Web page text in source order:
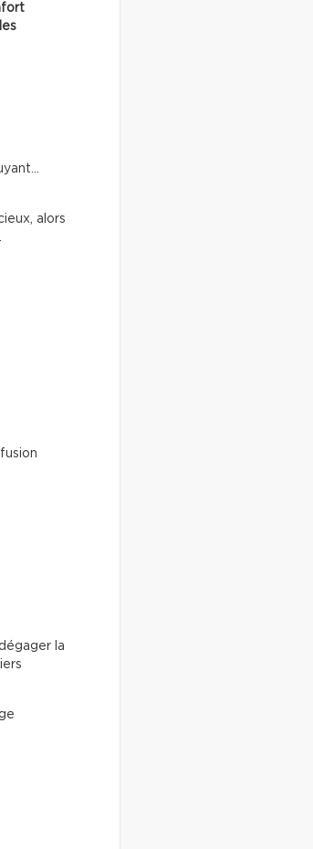
alors
la